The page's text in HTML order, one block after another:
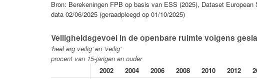
Bron: Berekeningen FPB op basis van ESS (2025), Dataset
data 02/06/2025 (geraadpleegd op 01/10/2025)
Veiligheidsgevoel in de openbare ruimte volgens
'heel erg veilig' en 'veilig'
procent van 15-jarigen en ouder
2002
2004 2006 2008 2010 2012